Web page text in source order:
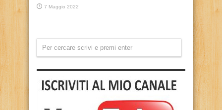
7 Maggio 2022